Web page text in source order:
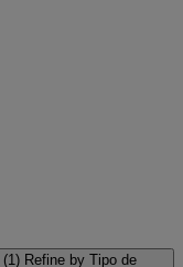
(1) Refine by Tipo de